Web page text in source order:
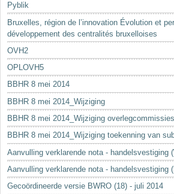
Pyblik
Bruxelles, région de l’innovation Évolution et
développement des centralités bruxelloises
OVH2
OPLOVH5
BBHR 8 mei 2014
BBHR 8 mei 2014_Wijziging
BBHR 8 mei 2014_Wijziging overlegcommissies
BBHR 8 mei 2014_Wijziging toekenning van
Aanvulling verklarende nota - handelsvestiging
Aanvulling verklarende nota - handelsvestiging
Gecoördineerde versie BWRO (18) - juli 2014